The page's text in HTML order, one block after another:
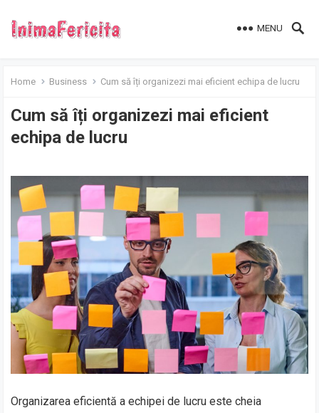
MENU
Home Business Cum să îți organizezi mai eficient echipa de lucru
Cum să îți organizezi mai eficient
echipa de lucru
Organizarea eficientă a echipei de lucru este cheia